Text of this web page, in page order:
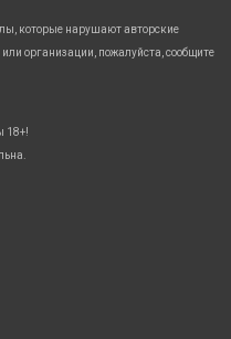
которые нарушают авторские
организации, пожалуйста, сообщите
18+!